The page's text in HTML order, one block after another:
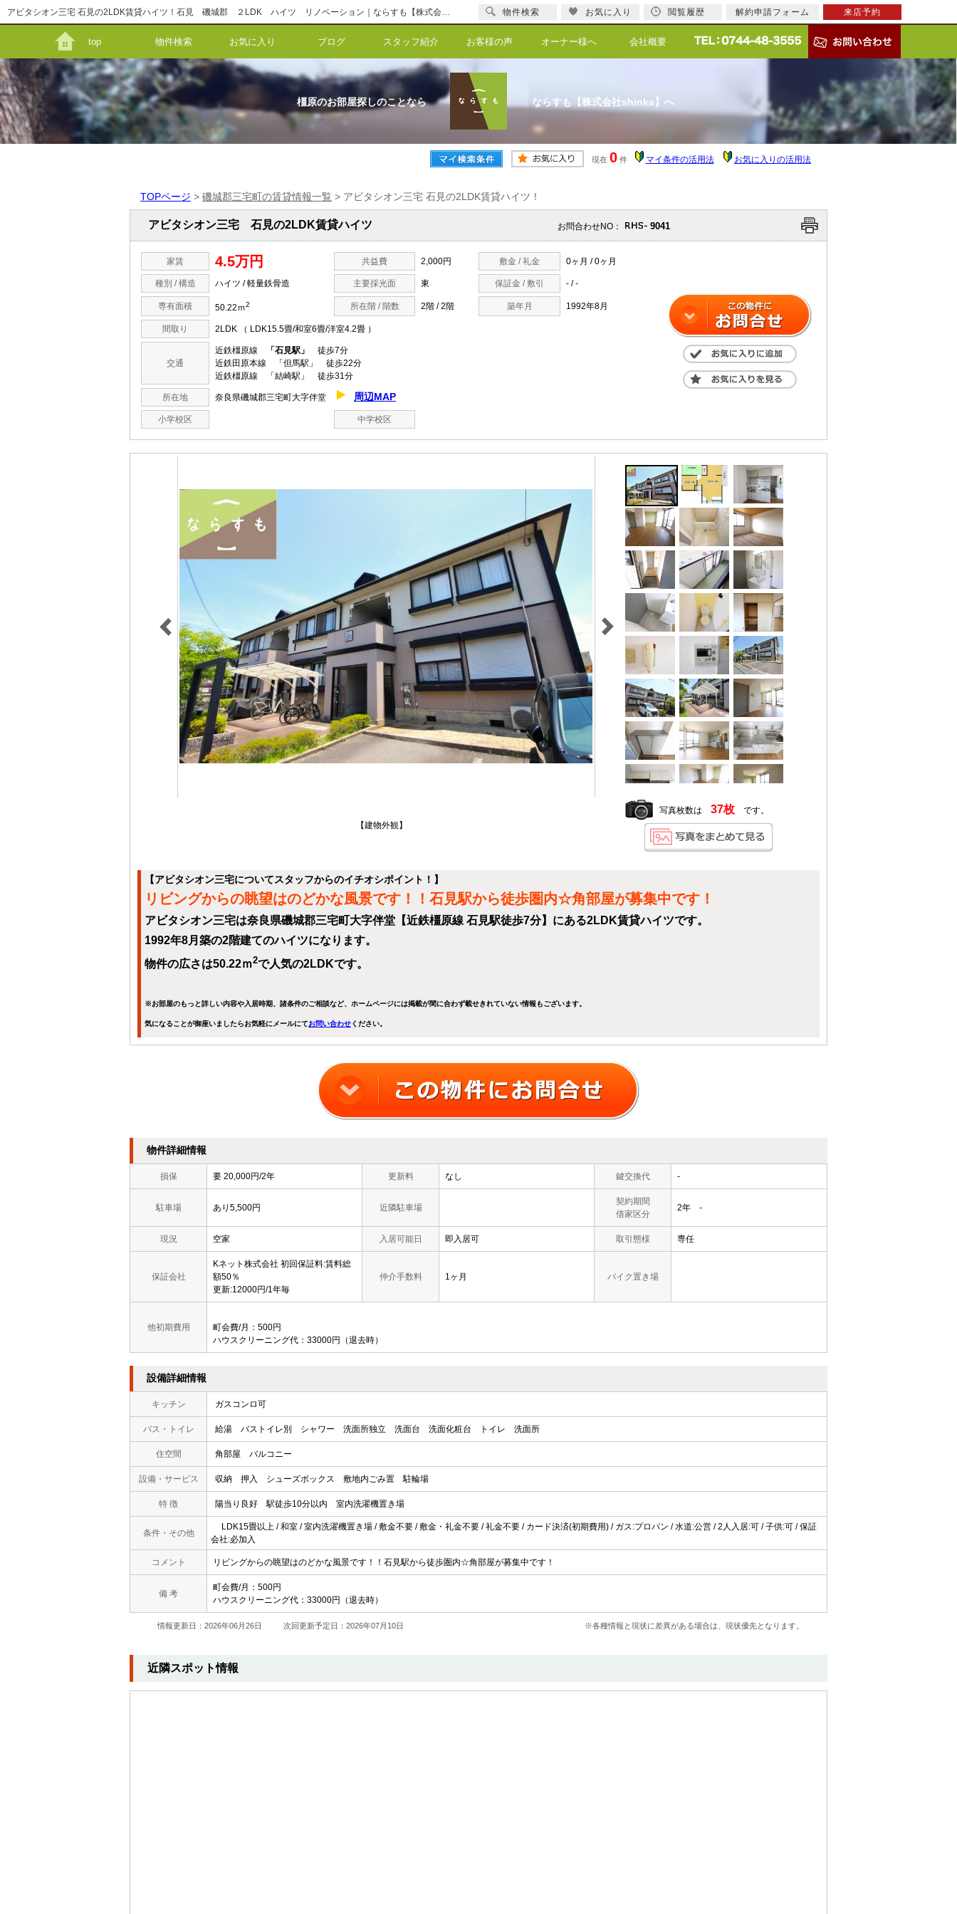
アビタシオン三宅 石見の2LDK賃貸ハイツ！石見 磯城郡 ２LDK ハイツ リノベーション｜ならすも【株式会社shinka】
top 物件検索 お気に入り ブログ スタッフ紹介 お客様の声 オーナー様へ 会社概要
橿原のお部屋探しのことなら ならすも【株式会社shinka】へ
現在 0 件 マイ条件の活用法 お気に入りの活用法
TOPページ > 磯城郡三宅町の賃貸情報一覧 > アビタシオン三宅 石見の2LDK賃貸ハイツ！
アビタシオン三宅 石見の2LDK賃貸ハイツ お問合わせNO： 9041
家賃 4.5万円 共益費 2,000円 敷金 / 礼金 0ヶ月 / 0ヶ月
種別 / 構造 ハイツ / 軽量鉄骨造 主要採光面 東 保証金 / 敷引 - / -
専有面積 50.22ｍ2 所在階 / 階数 2階 / 2階 築年月 1992年8月
間取り 2LDK （ LDK15.5畳/和室6畳/洋室4.2畳 ）
交通
近鉄橿原線 「石見駅」
徒歩7分
近鉄田原本線 「但馬駅」 徒歩22分
近鉄橿原線 「結崎駅」 徒歩31分
所在地 奈良県磯城郡三宅町大字伴堂 周辺MAP
小学校区 中学校区
【建物外観】
写真枚数は 37枚です。
【アビタシオン三宅についてスタッフからのイチオシポイント！】
リビングからの眺望はのどかな風景です！！石見駅から徒歩圏内☆角部屋が募集中です！
アビタシオン三宅は奈良県磯城郡三宅町大字伴堂【近鉄橿原線 石見駅徒歩7分】にある2LDK賃貸ハイツです。
1992年8月築の2階建てのハイツになります。
物件の広さは50.22ｍ2で人気の2LDKです。
※お部屋のもっと詳しい内容や入居時期、諸条件のご相談など、ホームページには掲載が間に合わず載せきれていない情報もございます。
気になることが御座いましたらお気軽にメールにてお問い合わせください。
物件詳細情報
損保 要 20,000円/2年 更新料 なし 鍵交換代 -
駐車場 あり5,500円 近隣駐車場
契約期間
借家区分
2年 -
現況 空家 入居可能日 即入居可 取引態様 専任
保証会社
Kネット株式会社 初回保証料:賃料総
額50％
更新:12000円/1年毎
仲介手数料 1ヶ月 バイク置き場
他初期費用
町会費/月：500円
ハウスクリーニング代：33000円（退去時）
設備詳細情報
キッチン ガスコンロ可
バス・トイレ 給湯 バストイレ別 シャワー 洗面所独立 洗面台 洗面化粧台 トイレ 洗面所
住空間 角部屋 バルコニー
設備・サービス 収納 押入 シューズボックス 敷地内ごみ置 駐輪場
特 徴 陽当り良好 駅徒歩10分以内 室内洗濯機置き場
条件・その他
LDK15畳以上 / 和室 / 室内洗濯機置き場 / 敷金不要 / 敷金・礼金不要 / 礼金不要 / カード決済(初期費用) / ガス:プロパン / 水道:公営 / 2人入居:可 / 子供:可 / 保証
会社:必加入
コメント リビングからの眺望はのどかな風景です！！石見駅から徒歩圏内☆角部屋が募集中です！
備 考
町会費/月：500円
ハウスクリーニング代：33000円（退去時）
情報更新日：2026年06月26日 次回更新予定日：2026年07月10日 ※各種情報と現状に差異がある場合は、現状優先となります。
近隣スポット情報
物件検索 お気に入り 閲覧履歴 解約申請フォーム 来店予約